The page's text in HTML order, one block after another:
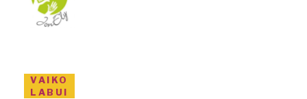
VAIKO
LABUI